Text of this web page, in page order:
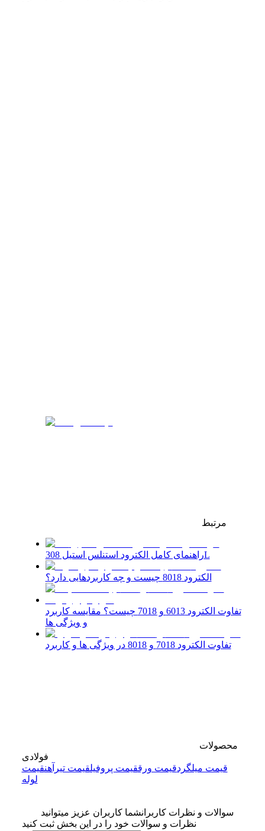
مرتبط
راهنمای کامل الکترود استنلس استیل 308L
الکترود 8018 چیست و چه کاربردهایی دارد؟
تفاوت الکترود 6013 و 7018 چیست؟ مقایسه کاربرد
و ویژگی ها
تفاوت الکترود 7018 و 8018 در ویژگی ها و کاربرد
محصولات
فولادی
قیمت میلگردقیمت ورققیمت پروفیلقیمت تیرآهنقیمت
لوله
سوالات و نظرات کاربرانشما کاربران عزیز میتوانید
نظرات و سوالات خود را در این بخش ثبت کنید